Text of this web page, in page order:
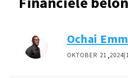
Ochai
OKTOBER 21,2024|